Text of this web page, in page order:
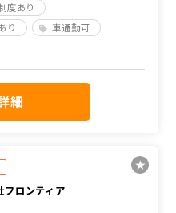
度あり
り
車通勤可
細
フロンティア